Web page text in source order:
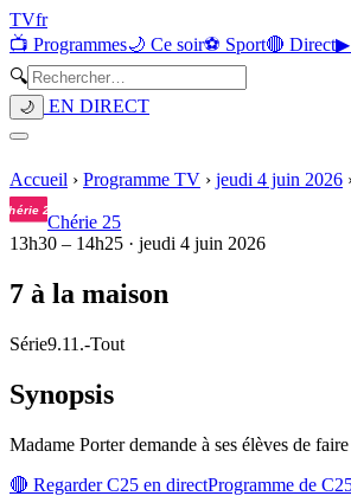
TVfr
📺 Programmes🌙 Ce soir⚽ Sport🔴 Direct▶
🔍
🌙 EN DIRECT
Accueil › Programme TV › jeudi 4 juin 2026
Chérie 25
13h30 – 14h25 · jeudi 4 juin 2026
7 à la maison
Série9.11.-Tout
Synopsis
Madame Porter demande à ses élèves de
🔴 RegarderC25 en directProgramme de